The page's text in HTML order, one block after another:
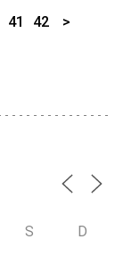
41 42 >
S D